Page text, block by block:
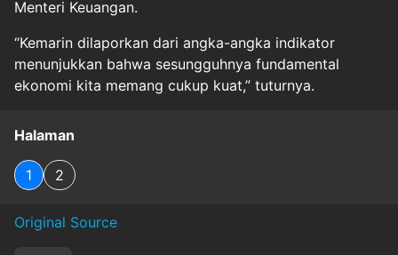
Menteri Keuangan.
“Kemarin dilaporkan dari angka-angka indikator
menunjukkan bahwa sesungguhnya fundamental
ekonomi kita memang cukup kuat,” tuturnya.
Halaman
1 2
Original Source